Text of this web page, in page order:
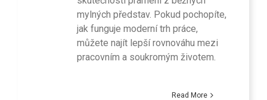
mylných představ. Pokud pochopíte,
jak funguje moderní trh práce,
můžete najít lepší rovnováhu mezi
pracovním a soukromým životem.
Read More